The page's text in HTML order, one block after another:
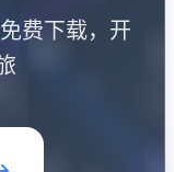
费下载，开